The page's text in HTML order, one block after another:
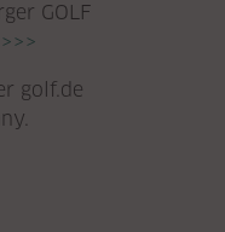
GOLF
golf.de